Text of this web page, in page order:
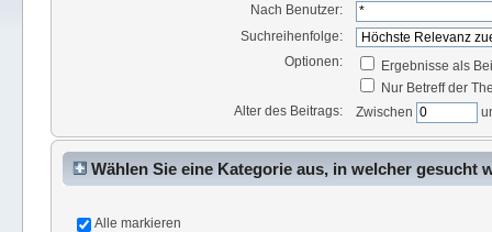
Nach Benutzer:
Suchreihenfolge:
Optionen:
Ergebnisse als
Nur Betreff der
Alter des Beitrags:
Zwischen
Wählen Sie eine Kategorie aus, in welcher gesucht
Alle markieren